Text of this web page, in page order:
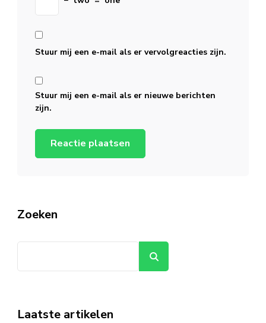
Stuur mij een e-mail als er vervolgreacties zijn.
Stuur mij een e-mail als er nieuwe berichten
zijn.
Zoeken
Laatste artikelen